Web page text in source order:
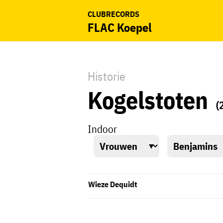
CLUBRECORDS
FLAC Koepel
Historie
Kogelstoten
Indoor
Wieze Dequidt